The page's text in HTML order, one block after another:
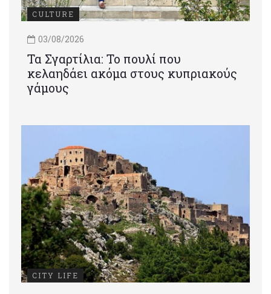
CULTURE
03/08/2026
Τα Σγαρτίλια: Το πουλί που
κελαηδάει ακόμα στους κυπριακούς
γάμους
CITY LIFE